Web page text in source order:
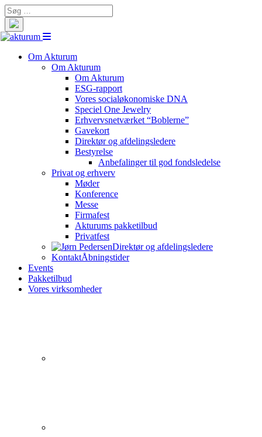
Search
for:
Om Akturum
Om Akturum
Om Akturum
ESG-rapport
Vores socialøkonomiske DNA
Speciel One Jewelry
Erhvervsnetværket “Boblerne”
Gavekort
Direktør og afdelingsledere
Bestyrelse
Anbefalinger til god fondsledelse
Privat og erhverv
Møder
Konference
Messe
Firmafest
Akturums pakketilbud
Privatfest
Direktør og afdelingsledere
KontaktÅbningstider
Events
Pakketilbud
Vores virksomheder